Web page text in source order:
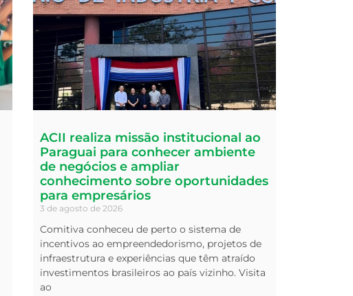
ACII realiza missão institucional ao
Paraguai para conhecer ambiente
de negócios e ampliar
conhecimento sobre oportunidades
para empresários
3 de agosto de 2026
Comitiva conheceu de perto o sistema de
incentivos ao empreendedorismo, projetos de
infraestrutura e experiências que têm atraído
investimentos brasileiros ao país vizinho. Visita
ao